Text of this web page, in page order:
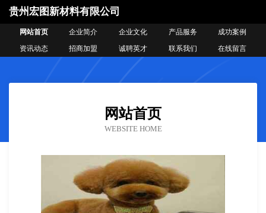
贵州宏图新材料有限公司
网站首页 企业简介 企业文化 产品服务
成功案例
资讯动态
招商加盟 诚聘英才 联系我们 在线留言
网站首页
WEBSITE HOME